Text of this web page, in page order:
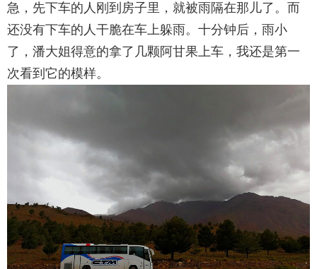
急，先下车的人刚到房子里，就被雨隔在那儿了。而
还没有下车的人干脆在车上躲雨。十分钟后，雨小
了，潘大姐得意的拿了几颗阿甘果上车，我还是第一
次看到它的模样。